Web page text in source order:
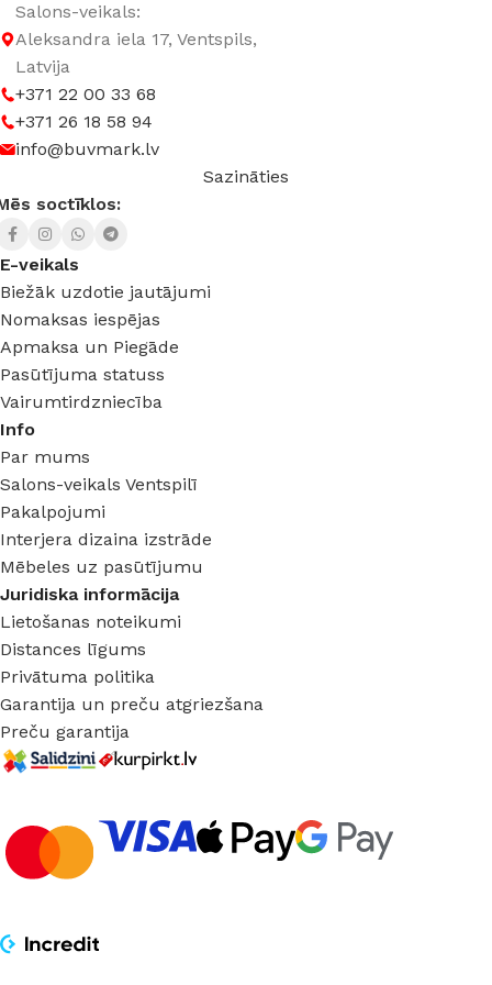
Salons-veikals:
Aleksandra iela 17, Ventspils,
Latvija
+371 22 00 33 68
+371 26 18 58 94
info@buvmark.lv
Sazināties
soctīklos:
E-veikals
Biežāk uzdotie jautājumi
Nomaksas iespējas
Apmaksa un Piegāde
Pasūtījuma statuss
Vairumtirdzniecība
Info
Par mums
Salons-veikals Ventspilī
Pakalpojumi
Interjera dizaina izstrāde
Mēbeles uz pasūtījumu
Juridiska informācija
Lietošanas noteikumi
Distances līgums
Privātuma politika
Garantija un preču atgriezšana
Preču garantija